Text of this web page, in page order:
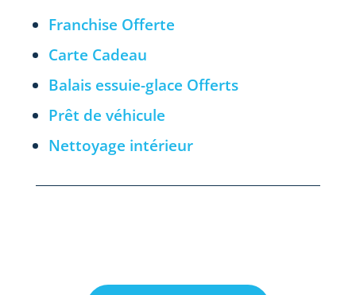
Franchise Offerte
Carte Cadeau
Balais essuie-glace Offerts
Prêt de véhicule
Nettoyage intérieur